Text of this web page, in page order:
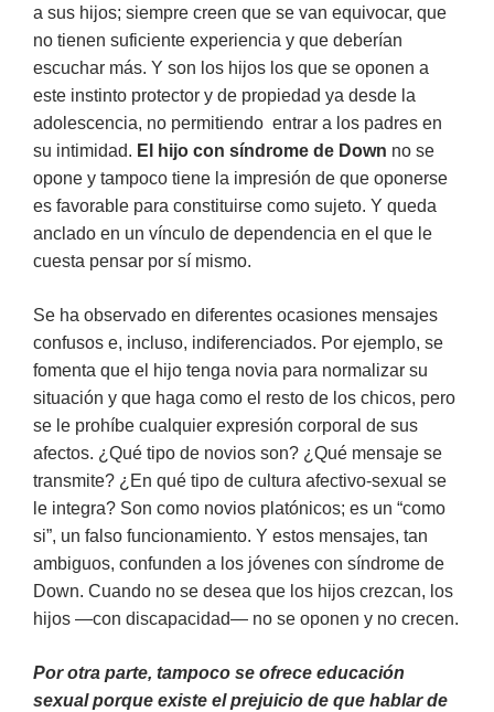
a sus hijos; siempre creen que se van equivocar, que
no tienen suficiente experiencia y que deberían
escuchar más. Y son los hijos los que se oponen a
este instinto protector y de propiedad ya desde la
adolescencia, no permitiendo entrar a los padres en
su intimidad. El hijo con síndrome de Down no se
opone y tampoco tiene la impresión de que oponerse
es favorable para constituirse como sujeto. Y queda
anclado en un vínculo de dependencia en el que le
cuesta pensar por sí mismo.
Se ha observado en diferentes ocasiones mensajes
confusos e, incluso, indiferenciados. Por ejemplo, se
fomenta que el hijo tenga novia para normalizar su
situación y que haga como el resto de los chicos, pero
se le prohíbe cualquier expresión corporal de sus
afectos. ¿Qué tipo de novios son? ¿Qué mensaje se
transmite? ¿En qué tipo de cultura afectivo-sexual se
le integra? Son como novios platónicos; es un “como
si”, un falso funcionamiento. Y estos mensajes, tan
ambiguos, confunden a los jóvenes con síndrome de
Down. Cuando no se desea que los hijos crezcan, los
hijos —con discapacidad— no se oponen y no crecen.
Por otra parte, tampoco se ofrece educación
sexual porque existe el prejuicio de que hablar de